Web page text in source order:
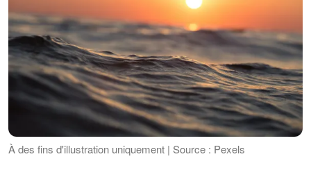
À des fins d'illustration uniquement | Source : Pexels